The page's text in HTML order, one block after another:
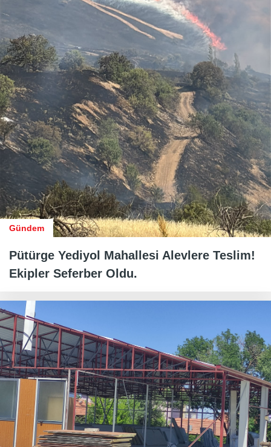
Gündem
Pütürge Yediyol Mahallesi Alevlere Teslim!
Ekipler Seferber Oldu.